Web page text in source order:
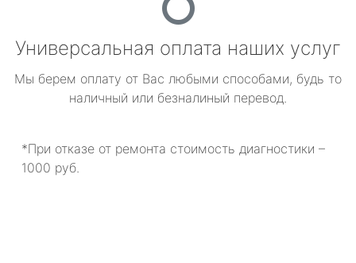
Универсальная оплата наших услуг
Мы берем оплату от Вас любыми способами, будь то
наличный или безналиный перевод.
*При отказе от ремонта стоимость диагностики –
1000 руб.